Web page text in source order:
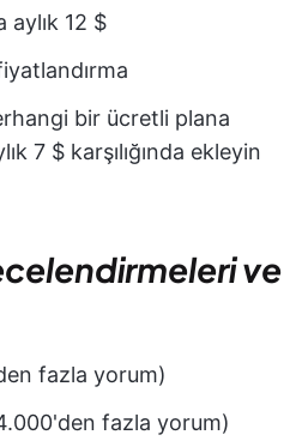
aylık 12 $
bir ücretli plana
7 $ karşılığında ekleyin
ve
fazla yorum)
fazla yorum)